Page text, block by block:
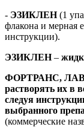
- ЭЗИКЛЕН(1
флакона и мерная
инструкции).
ЭЗИКЛЕН–
ФОРТРАНС,
растворять их в
следуя
выбранного
(коммерческие